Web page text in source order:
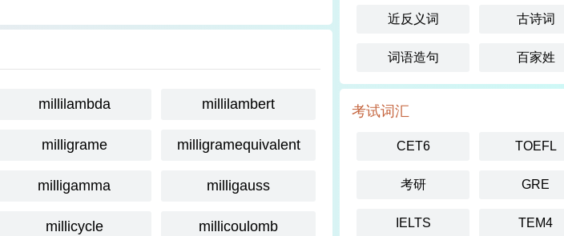
millilambda millilambert
milligrame milligramequivalent
milligamma milligauss
millicycle millicoulomb
近反义词 古诗词
词语造句 百家姓
考试词汇
CET6 TOEFL
考研 GRE
IELTS TEM4